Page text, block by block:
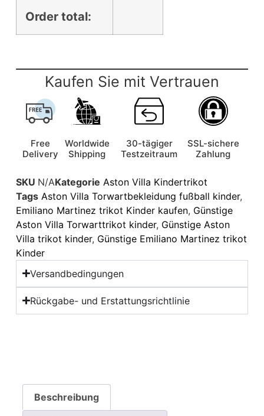
Order total:
Kaufen Sie mit Vertrauen
Free
Delivery
Worldwide
Shipping
30-tägiger
Testzeitraum
SSL-sichere
Zahlung
SKU N/AKategorie Aston Villa Kindertrikot
Tags Aston Villa Torwartbekleidung fußball kinder,
Emiliano Martinez trikot Kinder kaufen, Günstige
Aston Villa Torwarttrikot kinder, Günstige Aston
Villa trikot kinder, Günstige Emiliano Martinez trikot
Kinder
Versandbedingungen
Rückgabe- und Erstattungsrichtlinie
Beschreibung